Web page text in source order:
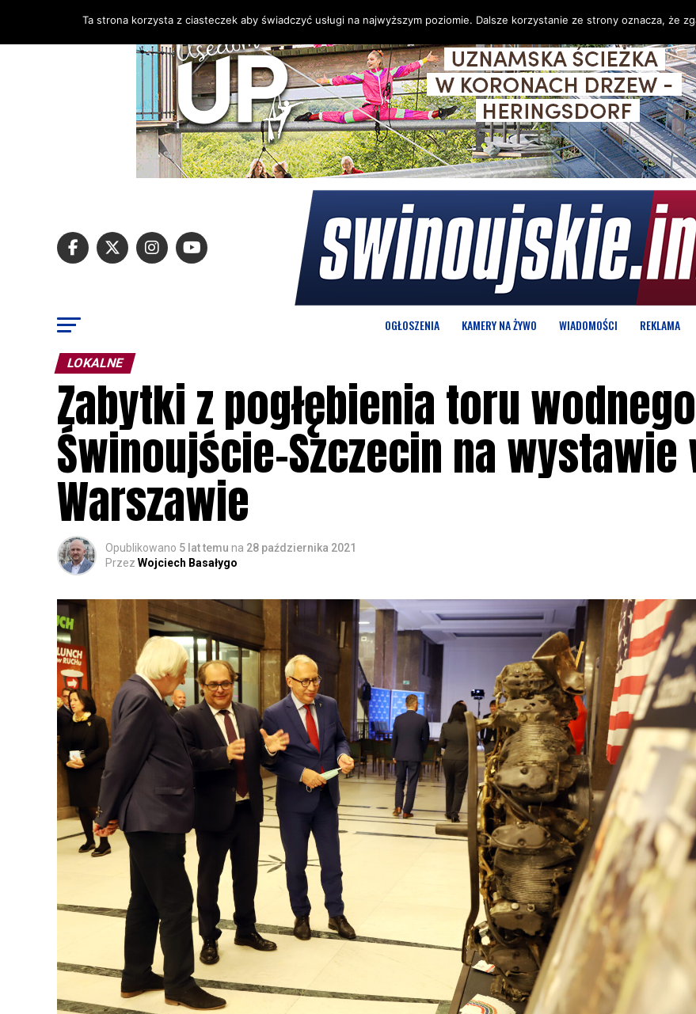
OGŁOSZENIA KAMERY NA ŻYWO WIADOMOŚCI REKLAMA
LOKALNE
Zabytki z pogłębienia toru wodnego
Świnoujście-Szczecin na wystawie
Warszawie
Opublikowano 5 lat temu na 28 października 2021
Przez Wojciech Basałygo
Ta strona korzysta z ciasteczek aby świadczyć usługi na najwyższym poziomie. Dalsze korzystanie ze strony oznacza, że